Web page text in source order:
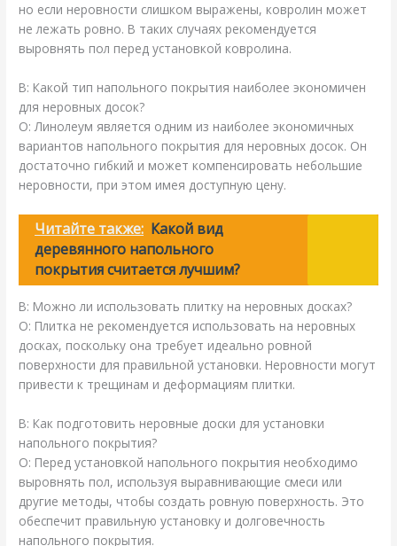
но если неровности слишком выражены, ковролин может
не лежать ровно. В таких случаях рекомендуется
выровнять пол перед установкой ковролина.
В: Какой тип напольного покрытия наиболее экономичен
для неровных досок?
О: Линолеум является одним из наиболее экономичных
вариантов напольного покрытия для неровных досок. Он
достаточно гибкий и может компенсировать небольшие
неровности, при этом имея доступную цену.
Читайте также: Какой вид
деревянного напольного
покрытия считается лучшим?
В: Можно ли использовать плитку на неровных досках?
О: Плитка не рекомендуется использовать на неровных
досках, поскольку она требует идеально ровной
поверхности для правильной установки. Неровности могут
привести к трещинам и деформациям плитки.
В: Как подготовить неровные доски для установки
напольного покрытия?
О: Перед установкой напольного покрытия необходимо
выровнять пол, используя выравнивающие смеси или
другие методы, чтобы создать ровную поверхность. Это
обеспечит правильную установку и долговечность
напольного покрытия.